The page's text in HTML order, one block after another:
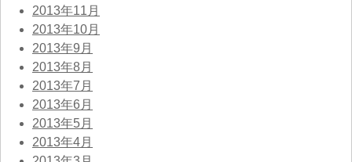
2013年11月
2013年10月
2013年9月
2013年8月
2013年7月
2013年6月
2013年5月
2013年4月